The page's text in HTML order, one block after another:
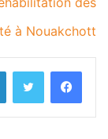
à Nouakchott
فيسبوك